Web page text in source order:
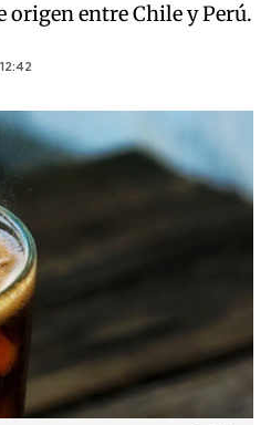
origen entre Chile y Perú.